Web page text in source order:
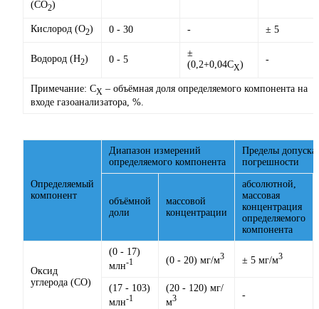
(СО2)
Кислород (О2) 0 - 30 - ± 5
Водород (Н2) 0 - 5
±
(0,2+0,04ּСХ) -
Примечание: СХ – объёмная доля определяемого компонента на
входе газоанализатора, %.
Определяемый
компонент
Диапазон измерений
определяемого компонента
Пределы
погрешности
объёмной
доли
массовой
концентрации
абсолютной,
массовая
концентрация
определяемого
компонента
Оксид
углерода (СО)
(0 - 17)
млн-1 (0 - 20) мг/м3 ± 5 мг/м3
(17 - 103)
млн-1
(20 - 120) мг/
м3 -